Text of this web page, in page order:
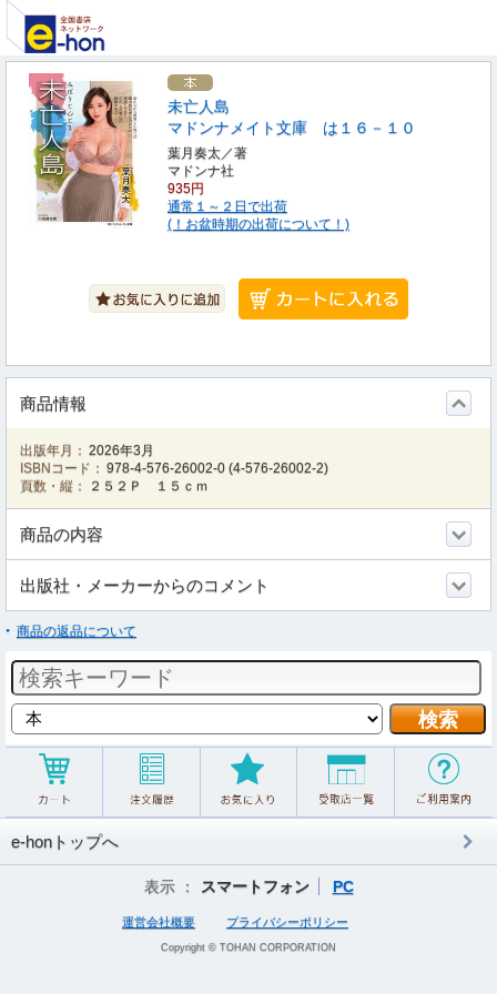
未亡人島
マドンナメイト文庫 は１６－１０
葉月奏太／著
マドンナ社
935円
通常１～２日で出荷
(！お盆時期の出荷について！)
商品情報
出版年月： 2026年3月
ISBNコード： 978-4-576-26002-0 (4-576-26002-2)
頁数・縦：
２５２Ｐ １５ｃｍ
商品の内容
出版社・メーカーからのコメント
商品の返品について
e-honトップへ
表示 ： スマートフォン PC
運営会社概要 プライバシーポリシー
Copyright © TOHAN CORPORATION